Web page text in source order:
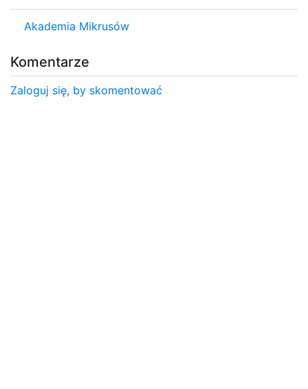
Akademia Mikrusów
Komentarze
Zaloguj się, by skomentować